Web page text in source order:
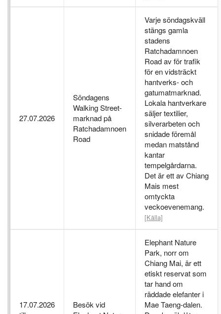
27.07.2026
Söndagens
Walking Street-
marknad på
Ratchadamnoen
Road
Varje söndagskväll
stängs gamla
stadens
Ratchadamnoen
Road av för trafik
för en vidsträckt
hantverks- och
gatumatmarknad.
Lokala hantverkare
säljer textilier,
silverarbeten och
snidade föremål
medan matstånd
kantar
tempelgårdarna.
Det är ett av Chiang
Mais mest
omtyckta
veckoevenemang.
[Källa]
17.07.2026
Besök vid
Elephant Nature
Park, norr om
Chiang Mai, är ett
etiskt reservat som
tar hand om
räddade elefanter i
Mae Taeng-dalen.